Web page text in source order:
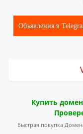
Объявления в
Купить домен
Быстрая покупка